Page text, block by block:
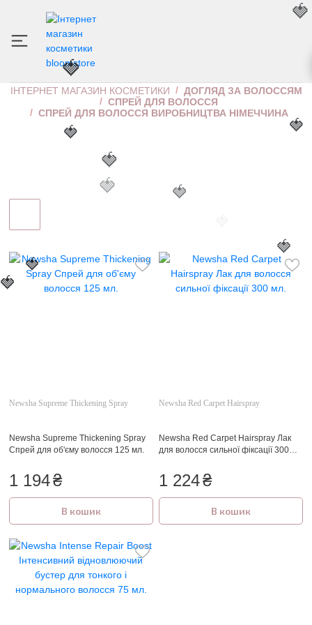
СПРЕЙ ДЛЯ ВОЛОССЯ ВИРОБНИЦТВА
ІНТЕРНЕТ МАГАЗИН КОСМЕТИКИ
ДОГЛЯД ЗА ВОЛОССЯМ
СПРЕЙ ДЛЯ ВОЛОССЯ
СПРЕЙ ДЛЯ ВОЛОССЯ ВИРОБНИЦТВА НІМЕЧЧИНА
Newsha Supreme Thickening Spray
Newsha Supreme Thickening Spray
Спрей для об'єму волосся 125 мл.
1 194₴
В кошик
Newsha Red Carpet Hairspray
Newsha Red Carpet Hairspray Лак
для волосся сильної фіксації 300
1 224₴
В кошик
🍓
🍓
🍓
🍓
🍓
🍓
🍓
🍓